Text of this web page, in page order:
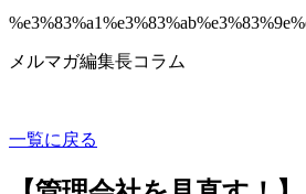
メルマガ編集長コラム
一覧に戻る